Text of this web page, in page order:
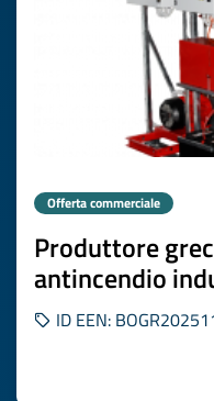
Offerta commerciale
Produttore
antincendio
ID EEN: